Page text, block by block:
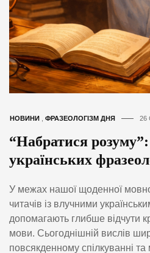
НОВИНИ , ФРАЗЕОЛОГІЗМ ДНЯ 26
“Набратися
українських
У межах нашої щоденної
читачів із влучними
допомагають глибше відчути
мови. Сьогоднішній вислів
повсякденному спілкуванні